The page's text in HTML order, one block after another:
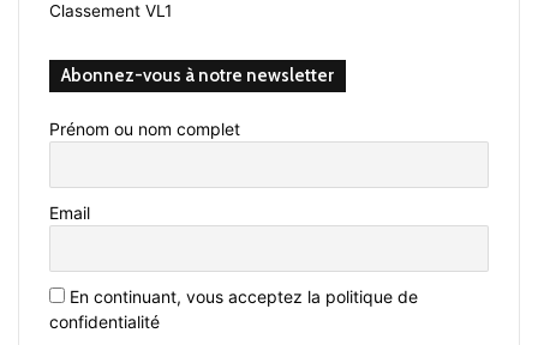
Classement VL1
Abonnez-vous à notre newsletter
Prénom ou nom complet
Email
En continuant, vous acceptez la politique de
confidentialité